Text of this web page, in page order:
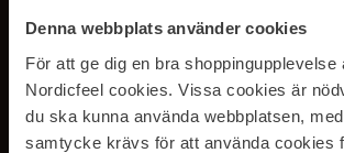
Denna webbplats använder cookies
För att ge dig en bra shoppingupplevelse
Nordicfeel cookies. Vissa cookies är
du ska kunna använda webbplatsen,
samtycke krävs för att använda cookies
SUBSCRIBE TO OUR
NEWSLETTER
E-postadresse